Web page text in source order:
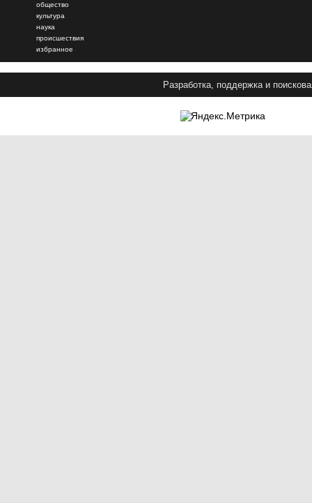
общество
культура
наука
происшествия
избранное
Разработка, поддержка и